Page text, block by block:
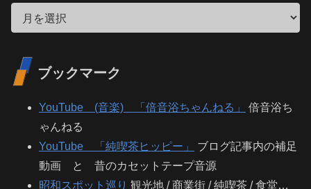
ブックマーク
YouTube (音楽) 「倍音浴ちゃんねる」
倍音浴ち
ゃんねる
YouTube 「純喫茶ヒッピー」
ブログ記事内の補足
動画 と 昔のカセットテープ音源
昭和スポット巡り 観光地 / 商業街 / 純喫茶 / 食堂…